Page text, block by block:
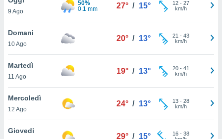
è
al sito
di
ci
di
il
un
9 Ago
50%
0.1 mm
27° / 15° 12- 27
km/h
Domani
10 Ago
20° / 13° 21 - 43
km/h
Martedì
11 Ago
19° / 13° 20- 41
km/h
Mercoledì
12 Ago
24° / 13° 13- 28
km/h
Giovedi
29° / 15° 16- 38